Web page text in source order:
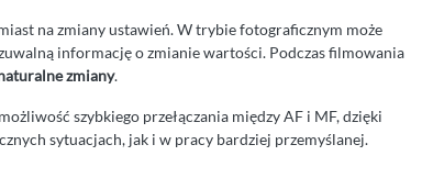
na zmiany ustawień. W trybie fotograficznym może
informację o zmianie wartości. Podczas filmowania
zmiany.
szybkiego przełączania między AF i MF, dzięki
sytuacjach, jak i w pracy bardziej przemyślanej.